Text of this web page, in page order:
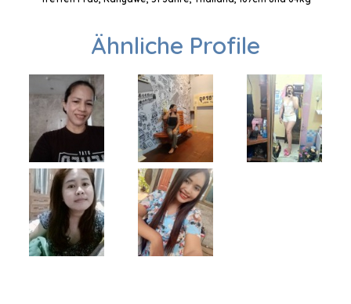
Ähnliche Profile